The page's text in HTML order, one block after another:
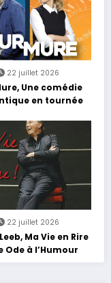
22 juillet 2026
Une comédie
en tournée
22 juillet 2026
Ma Vie en Rire
Ode à l’Humour